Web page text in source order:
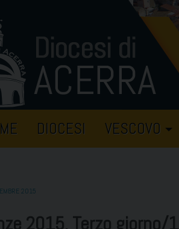
DIOCESI VESCOVO
2015
2015. Terzo giorno/1